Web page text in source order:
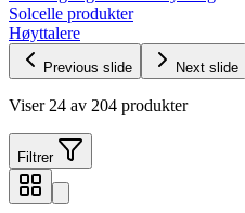
Solcelle produkter
Høyttalere
Previous slide Next slide
Viser 24 av 204 produkter
Filtrer